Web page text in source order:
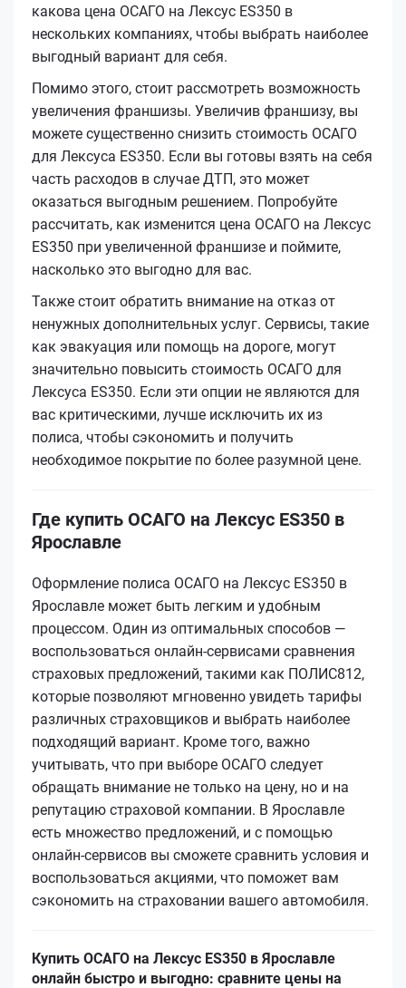
какова цена ОСАГО на Лексус ES350 в
нескольких компаниях, чтобы выбрать наиболее
выгодный вариант для себя.
Помимо этого, стоит рассмотреть возможность
увеличения франшизы. Увеличив франшизу, вы
можете существенно снизить стоимость ОСАГО
для Лексуса ES350. Если вы готовы взять на себя
часть расходов в случае ДТП, это может
оказаться выгодным решением. Попробуйте
рассчитать, как изменится цена ОСАГО на Лексус
ES350 при увеличенной франшизе и поймите,
насколько это выгодно для вас.
Также стоит обратить внимание на отказ от
ненужных дополнительных услуг. Сервисы, такие
как эвакуация или помощь на дороге, могут
значительно повысить стоимость ОСАГО для
Лексуса ES350. Если эти опции не являются для
вас критическими, лучше исключить их из
полиса, чтобы сэкономить и получить
необходимое покрытие по более разумной цене.
Где купить ОСАГО на Лексус ES350 в
Ярославле
Оформление полиса ОСАГО на Лексус ES350 в
Ярославле может быть легким и удобным
процессом. Один из оптимальных способов —
воспользоваться онлайн-сервисами сравнения
страховых предложений, такими как ПОЛИС812,
которые позволяют мгновенно увидеть тарифы
различных страховщиков и выбрать наиболее
подходящий вариант. Кроме того, важно
учитывать, что при выборе ОСАГО следует
обращать внимание не только на цену, но и на
репутацию страховой компании. В Ярославле
есть множество предложений, и с помощью
онлайн-сервисов вы сможете сравнить условия и
воспользоваться акциями, что поможет вам
сэкономить на страховании вашего автомобиля.
Купить ОСАГО на Лексус ES350 в Ярославле
онлайн быстро и выгодно: сравните цены на